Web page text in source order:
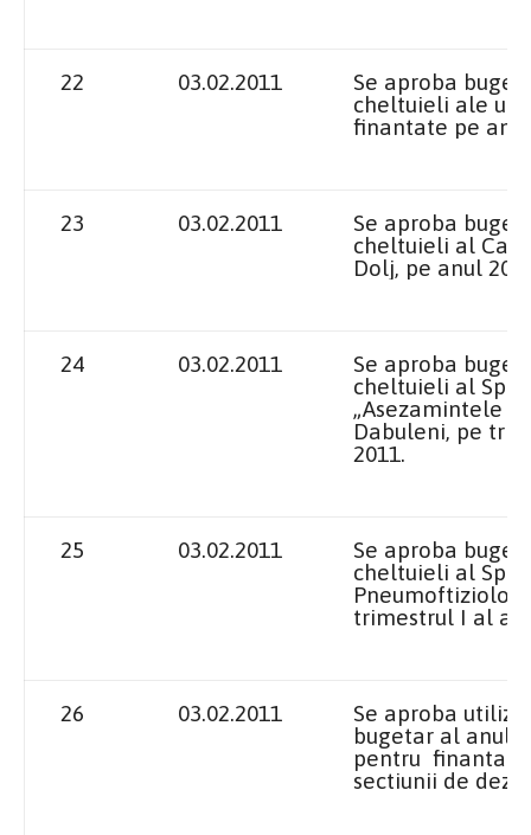
22 03.02.2011
Se aproba
cheltuieli ale
finantate pe anul
23 03.02.2011
Se aproba
cheltuieli al
Dolj, pe anul
24 03.02.2011
Se aproba
cheltuieli al
„Asezamintele
Dabuleni, pe
2011.
25 03.02.2011
Se aproba
cheltuieli al
trimestrul I al
26 03.02.2011
Se aproba
bugetar al anului
pentru
sectiunii de